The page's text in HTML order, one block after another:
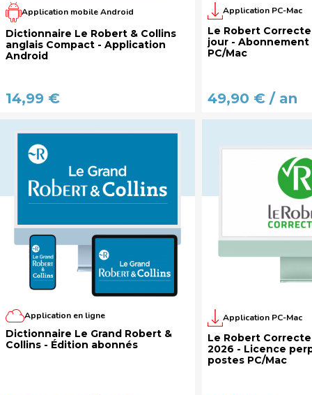
Application mobile Android
Dictionnaire Le Robert & Collins
anglais Compact - Application
Android
14,99 €
Application PC-Mac
Le Robert
jour - Abonnement
PC/Mac
49,90 € / an
Application en ligne
Dictionnaire Le Grand Robert &
Collins - Édition abonnés
Application PC-Mac
Le Robert
2026 - Licence
postes PC/Mac